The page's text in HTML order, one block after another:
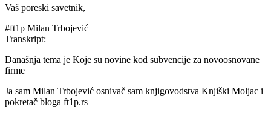
Vaš poreski savetnik,
#ft1p Milan Trbojević
Transkript:
Današnja tema je Koje su novine kod subvencije za novoosnovane
firme
Ja sam Milan Trbojević osnivač sam knjigovodstva Knjiški Moljac i
pokretač bloga ft1p.rs